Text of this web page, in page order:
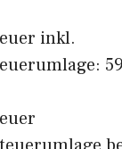
inkl.